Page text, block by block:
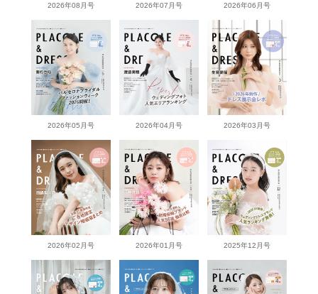
2026年08月号 2026年07月号 2026年06月号
2026年05月号 2026年04月号 2026年03月号
2026年02月号 2026年01月号 2025年12月号